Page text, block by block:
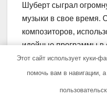
Шуберт сыграл
музыки в свое время.
композиторов,
идейные программы в
например, в его
развил жанр
наиболее
композиторов в этом
Этот сайт использует куки-
помочь вам в навигации,